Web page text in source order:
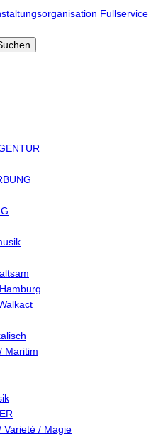
Maritim
Varieté / Magie